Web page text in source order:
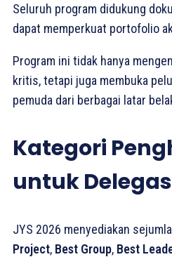
Seluruh program didukung
dapat memperkuat portofolio
Program ini tidak hanya
kritis, tetapi juga membuka
pemuda dari berbagai latar
Kategori
untuk
JYS 2026 menyediakan
Project, Best Group, Best